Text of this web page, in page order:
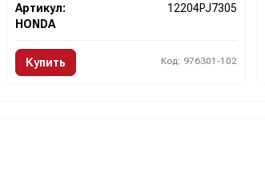
Артикул:
12204PJ7305
HONDA
Купить Код: 976301-102